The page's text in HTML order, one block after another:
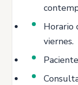
Horario
viernes.